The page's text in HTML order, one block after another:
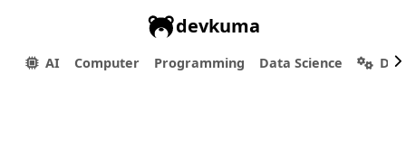
devkuma
AI Computer Programming Data Science